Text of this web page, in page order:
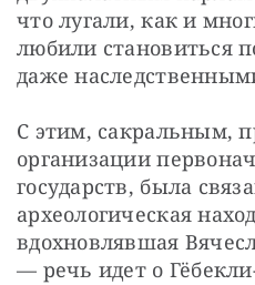
что лугали, как и
любили становиться
даже
С этим, сакральным,
организации
государств, была
археологическая
вдохновлявшая
— речь идет о